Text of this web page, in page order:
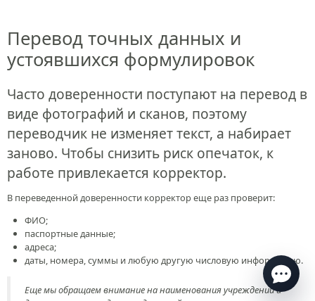
Перевод точных данных и
устоявшихся формулировок
Часто доверенности поступают на перевод в
виде фотографий и сканов, поэтому
переводчик не изменяет текст, а набирает
заново. Чтобы снизить риск опечаток, к
работе привлекается корректор.
В переведенной доверенности корректор еще раз проверит:
ФИО;
паспортные данные;
адреса;
даты, номера, суммы и любую другую числовую информацию.
Еще мы обращаем внимание на наименования учреждений и
Есть вопросы по переводу?
время